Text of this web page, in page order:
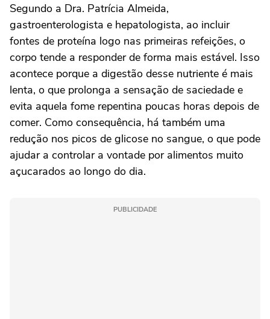
Segundo a Dra. Patrícia Almeida,
gastroenterologista e hepatologista, ao incluir
fontes de proteína logo nas primeiras refeições, o
corpo tende a responder de forma mais estável. Isso
acontece porque a digestão desse nutriente é mais
lenta, o que prolonga a sensação de saciedade e
evita aquela fome repentina poucas horas depois de
comer. Como consequência, há também uma
redução nos picos de glicose no sangue, o que pode
ajudar a controlar a vontade por alimentos muito
açucarados ao longo do dia.
PUBLICIDADE